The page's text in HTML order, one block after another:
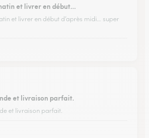
et livrer en début…
et livrer en début d’après midi… super
et livraison parfait.
et livraison parfait.